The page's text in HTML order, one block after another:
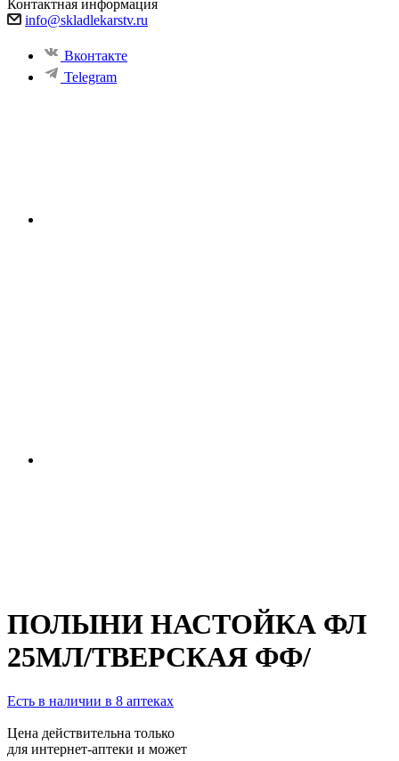
Контактная информация
info@skladlekarstv.ru
Вконтакте
Telegram
ПОЛЫНИ НАСТОЙКА ФЛ
25МЛ/ТВЕРСКАЯ ФФ/
Есть в наличии в 8 аптеках
Цена действительна только
для интернет-аптеки и может